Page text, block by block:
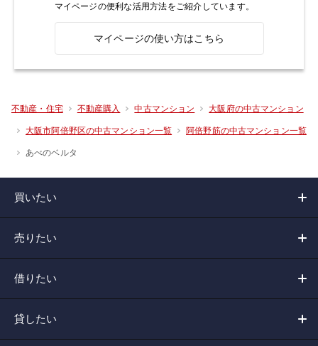
マイページの便利な活用方法をご紹介しています。
マイページの使い方はこちら
不動産・住宅 不動産購入 中古マンション 大阪府の中古マンション
大阪市阿倍野区の中古マンション一覧 阿倍野筋の中古マンション一覧
あべのベルタ
買いたい
売りたい
借りたい
貸したい